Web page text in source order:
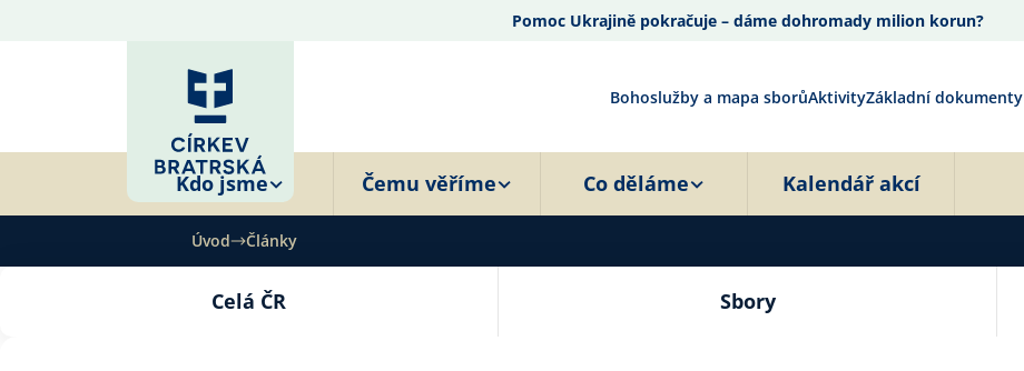
Pomoc Ukrajině pokračuje – dáme dohromady milion korun?
Bohoslužby a mapa sborůAktivityZákladní dokumenty
Kdo jsme Čemu věříme Co děláme Kalendář akcí
Úvod Články
Celá ČR Sbory